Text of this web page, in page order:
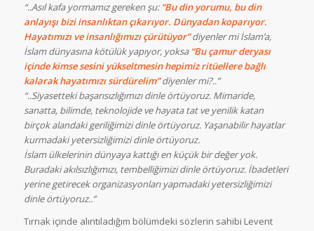
“..Asıl kafa yormamız gereken şu: “Bu din yorumu, bu din
anlayışı bizi insanlıktan çıkarıyor. Dünyadan koparıyor.
Hayatımızı ve insanlığımızı çürütüyor”diyenler mi İslam’a,
İslam dünyasına kötülük yapıyor, yoksa“Bu çamur deryası
içinde kimse sesini yükseltmesin hepimiz ritüellere bağlı
kalarak hayatımızı sürdürelim”diyenler mi?..”
“..Siyasetteki başarısızlığımızı dinle örtüyoruz. Mimaride,
sanatta, bilimde, teknolojide ve hayata tat ve yenilik katan
birçok alandaki geriliğimizi dinle örtüyoruz. Yaşanabilir hayatlar
kurmadaki yetersizliğimizi dinle örtüyoruz.
İslam ülkelerinin dünyaya kattığı en küçük bir değer yok.
Buradaki akılsızlığımızı, tembelliğimizi dinle örtüyoruz. İbadetleri
yerine getirecek organizasyonları yapmadaki yetersizliğimizi
dinle örtüyoruz..”
Tırnak içinde alıntıladığım bölümdeki sözlerin sahibi Levent